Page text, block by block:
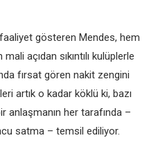
gösteren Mendes, hem
açıdan sıkıntılı kulüplerle
fırsat gören nakit zengini
artık o kadar köklü ki, bazı
anlaşmanın her tarafında –
satma – temsil ediliyor.